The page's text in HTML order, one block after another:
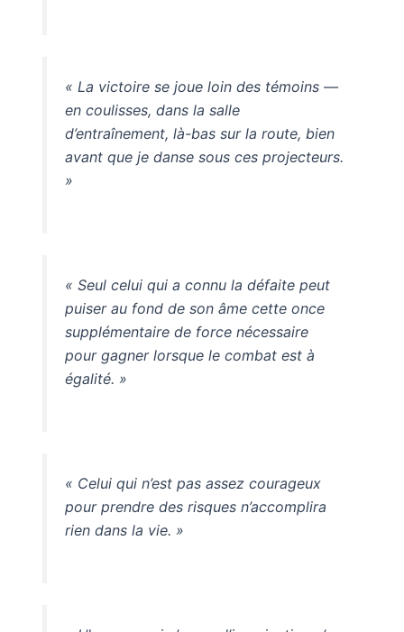
« La victoire se joue loin des témoins —
en coulisses, dans la salle
d’entraînement, là-bas sur la route, bien
avant que je danse sous ces projecteurs.
»
« Seul celui qui a connu la défaite peut
puiser au fond de son âme cette once
supplémentaire de force nécessaire
pour gagner lorsque le combat est à
égalité. »
« Celui qui n’est pas assez courageux
pour prendre des risques n’accomplira
rien dans la vie. »